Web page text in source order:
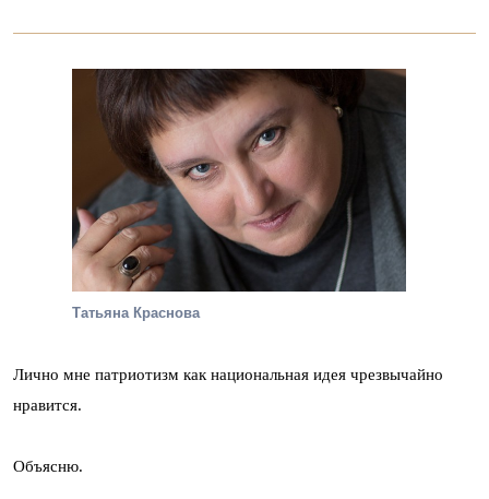
Татьяна Краснова
Лично мне патриотизм как национальная идея чрезвычайно
нравится.
Объясню.